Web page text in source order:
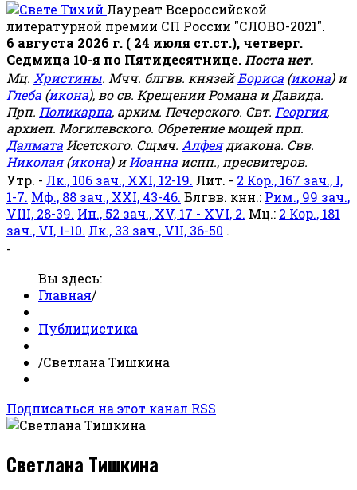
Лауреат Всероссийской
литературной премии СП России "СЛОВО-2021".
6 августа 2026 г. ( 24 июля ст.ст.), четверг.
Седмица 10-я по Пятидесятнице. Поста нет.
Мц. Христины. Мчч. блгвв. князейБориса (икона) и
Глеба (икона), во св. Крещении Романа и Давида.
Прп. Поликарпа, архим. Печерского. Свт. Георгия,
архиеп. Могилевского. Обретение мощей прп.
Далмата Исетского. Сщмч. Алфеядиакона. Свв.
Николая(икона) иИоанна испп., пресвитеров.
Утр. - Лк., 106 зач., XXI, 12-19. Лит. - 2 Кор., 167 зач., I,
1-7. Мф., 88 зач., XXI, 43-46. Блгвв. кнн.: Рим., 99 зач.,
VIII, 28-39. Ин., 52 зач., XV, 17 - XVI, 2. Мц.: 2 Кор., 181
зач., VI, 1-10. Лк., 33 зач., VII, 36-50 .
-
Вы здесь:
Главная/
Публицистика
/Светлана Тишкина
Подписаться на этот канал RSS
Светлана Тишкина